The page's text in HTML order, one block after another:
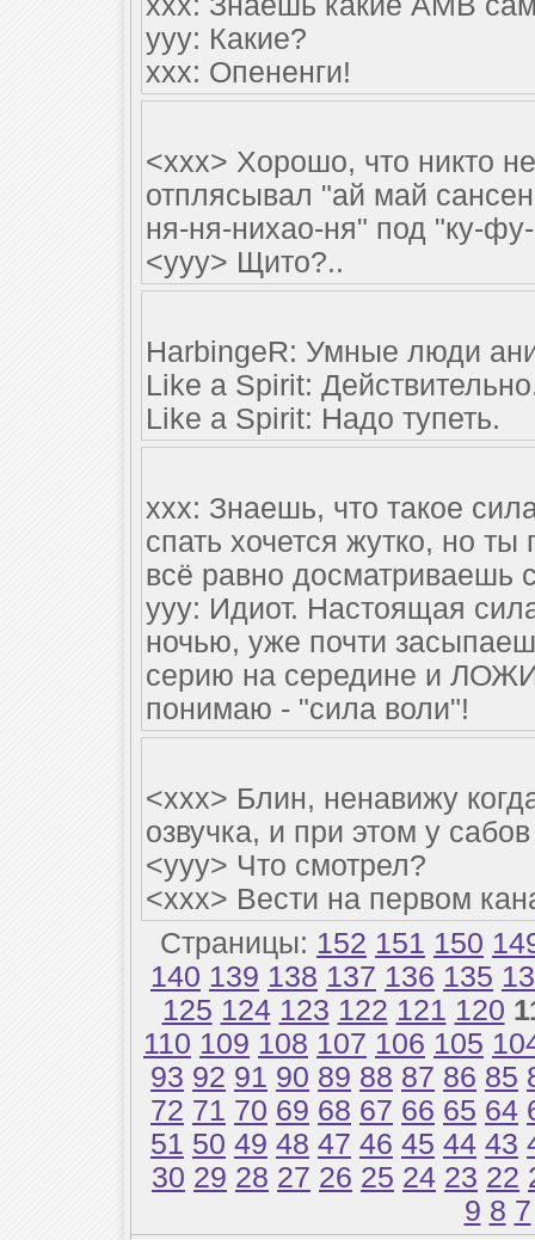
ууу: Какие?
ххх: Опененги!
<xxx> Хорошо, что никто
отплясывал "ай май
ня-ня-нихао-ня" под "ку-
<yyy> Щито?..
HarbingeR: Умные люди
Like a Spirit:
Like a Spirit: Надо тупеть.
xxx: Знаешь, что такое
спать хочется жутко, но
всё равно досматриваешь
yyy: Идиот. Настоящая
ночью, уже почти
серию на середине и
понимаю - "сила воли"!
<xxx> Блин, ненавижу
озвучка, и при этом у
<yyy> Что смотрел?
<xxx> Вести на первом
Страницы: 152 151 150
140 139 138 137 136 135
125 124 123 122 121 120
110 109 108 107 106 105
93 92 91 90 89 88 87 86 85
72 71 70 69 68 67 66 65 64
51 50 49 48 47 46 45 44 43
30 29 28 27 26 25 24 23 22
9 8 7